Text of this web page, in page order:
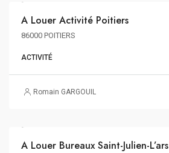
A Louer Activité Poitiers
86000 POITIERS
ACTIVITÉ
Romain GARGOUIL
A Louer Bureaux Saint-Julien-L’ars